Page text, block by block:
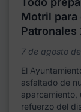
Motril para
Patronales
7 de agosto
El
asfaltado de
aparcamiento,
refuerzo del